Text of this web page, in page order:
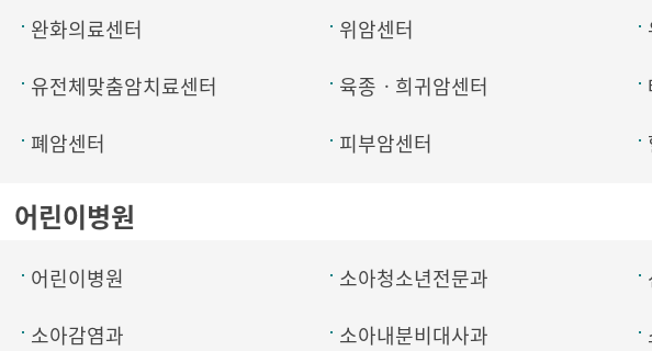
완화의료센터
위암센터
유전체맞춤암치료센터
육종ㆍ희귀암센터
폐암센터
피부암센터
어린이병원
어린이병원 소아청소년전문과
소아감염과
소아내분비대사과